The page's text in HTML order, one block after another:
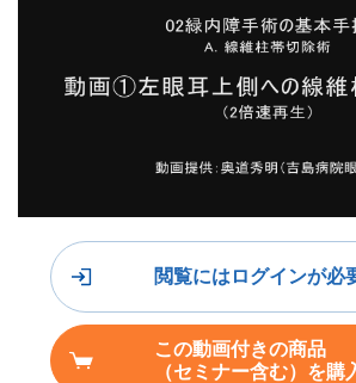
閲覧にはログインが必
この動画付きの商品
（セミナー含む）を購